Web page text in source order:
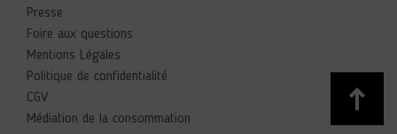
Presse
Foire aux questions
Mentions Légales
Politique de confidentialité
CGV
Médiation de la consommation